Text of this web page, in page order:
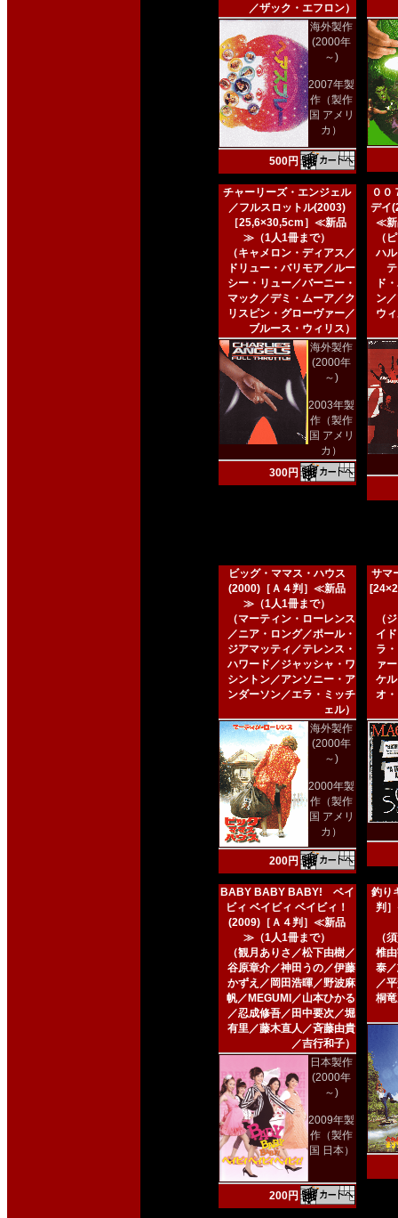
／ザック・エフロン）
海外製作
(2000年
～)
2007年製
作（製作
国 アメリ
カ）
500円
チャーリーズ・エンジェル
／フルスロットル(2003)
［25,6×30,5cm］≪新品
≫（1人1冊まで）
（キャメロン・ディアス／
ドリュー・バリモア／ルー
シー・リュー／バーニー・
マック／デミ・ムーア／ク
リスピン・グローヴァー／
ブルース・ウィリス）
海外製作
(2000年
～)
2003年製
作（製作
国 アメリ
カ）
300円
００
デイ
≪新
（
ハ
ド
ン
ウ
ビッグ・ママス・ハウス
(2000)［Ａ４判］≪新品
≫（1人1冊まで）
（マーティン・ローレンス
／ニア・ロング／ポール・
ジアマッティ／テレンス・
ハワード／ジャッシャ・ワ
シントン／アンソニー・ア
ンダーソン／エラ・ミッチ
ェル）
海外製作
(2000年
～)
2000年製
作（製作
国 アメリ
カ）
200円
サマ
（
イ
ラ
ァ
ケ
オ
BABY BABY BABY! ベイ
ビィ ベイビィ ベイビィ！
(2009)［Ａ４判］≪新品
≫（1人1冊まで）
（観月ありさ／松下由樹／
谷原章介／神田うの／伊藤
かずえ／岡田浩暉／野波麻
帆／MEGUMI／山本ひかる
／忍成修吾／田中要次／堀
有里／藤木直人／斉藤由貴
／吉行和子）
日本製作
(2000年
～)
2009年製
作（製作
国 日本）
200円
釣り
判
（
椎
泰
／
桐